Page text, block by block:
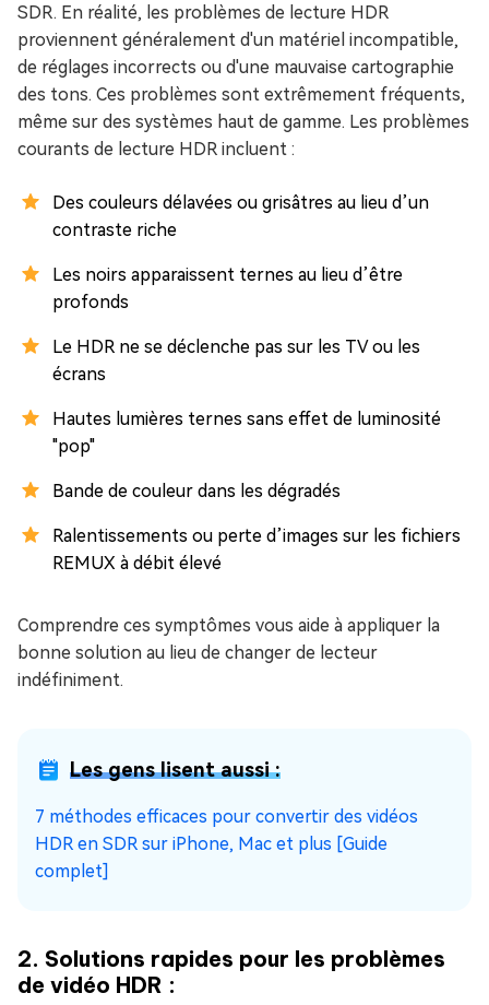
SDR. En réalité, les problèmes de lecture HDR
proviennent généralement d'un matériel incompatible,
de réglages incorrects ou d'une mauvaise cartographie
des tons. Ces problèmes sont extrêmement fréquents,
même sur des systèmes haut de gamme. Les problèmes
courants de lecture HDR incluent :
Des couleurs délavées ou grisâtres au lieu d’un
contraste riche
Les noirs apparaissent ternes au lieu d’être
profonds
Le HDR ne se déclenche pas sur les TV ou les
écrans
Hautes lumières ternes sans effet de luminosité
"pop"
Bande de couleur dans les dégradés
Ralentissements ou perte d’images sur les fichiers
REMUX à débit élevé
Comprendre ces symptômes vous aide à appliquer la
bonne solution au lieu de changer de lecteur
indéfiniment.
Les gens lisent aussi :
7 méthodes efficaces pour convertir des vidéos
HDR en SDR sur iPhone, Mac et plus [Guide
complet]
2. Solutions rapides pour les problèmes
de vidéo HDR :